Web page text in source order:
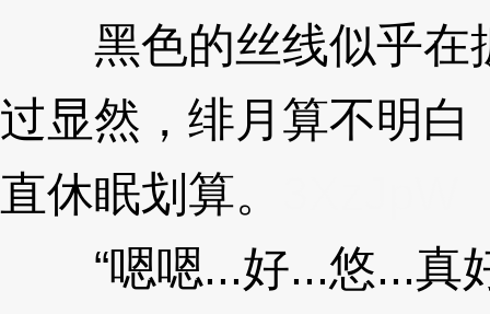
黑色的丝线似乎在
过显然，绯月算不明
直休眠划算。
“嗯嗯...好...悠...真